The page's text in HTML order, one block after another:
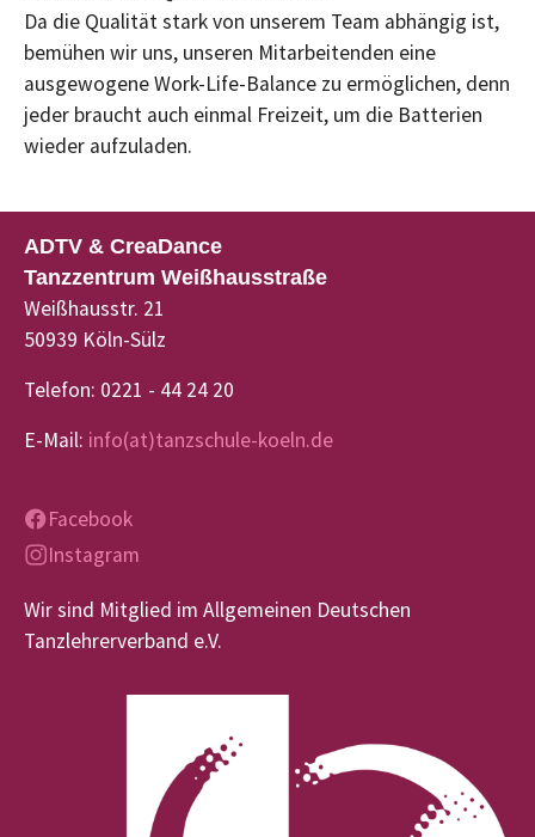
Da die Qualität stark von unserem Team abhängig ist,
bemühen wir uns, unseren Mitarbeitenden eine
ausgewogene Work-Life-Balance zu ermöglichen, denn
jeder braucht auch einmal Freizeit, um die Batterien
wieder aufzuladen.
ADTV & CreaDance
Tanzzentrum Weißhausstraße
Weißhausstr. 21
50939 Köln-Sülz
Telefon: 0221 - 44 24 20
E-Mail: info(at)tanzschule-koeln.de
Facebook
Instagram
Wir sind Mitglied im Allgemeinen Deutschen
Tanzlehrerverband e.V.